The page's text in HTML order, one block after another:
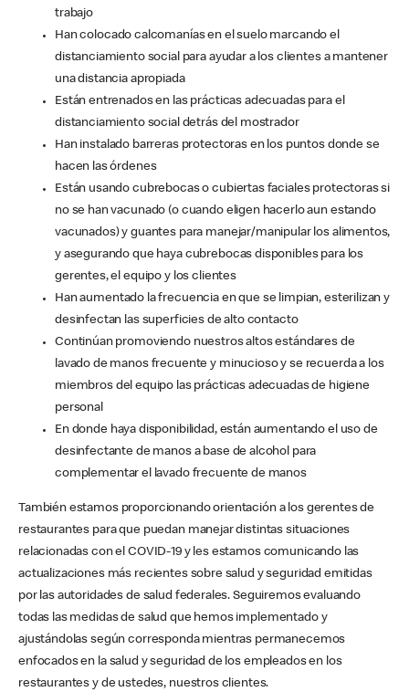
trabajo
Han colocado calcomanías en el suelo marcando el
distanciamiento social para ayudar a los clientes a mantener
una distancia apropiada
Están entrenados en las prácticas adecuadas para el
distanciamiento social detrás del mostrador
Han instalado barreras protectoras en los puntos donde se
hacen las órdenes
Están usando cubrebocas o cubiertas faciales protectoras si
no se han vacunado (o cuando eligen hacerlo aun estando
vacunados) y guantes para manejar/manipular los alimentos,
y asegurando que haya cubrebocas disponibles para los
gerentes, el equipo y los clientes
Han aumentado la frecuencia en que se limpian, esterilizan y
desinfectan las superficies de alto contacto
Continúan promoviendo nuestros altos estándares de
lavado de manos frecuente y minucioso y se recuerda a los
miembros del equipo las prácticas adecuadas de higiene
personal
En donde haya disponibilidad, están aumentando el uso de
desinfectante de manos a base de alcohol para
complementar el lavado frecuente de manos
También estamos proporcionando orientación a los gerentes de
restaurantes para que puedan manejar distintas situaciones
relacionadas con el COVID-19 y les estamos comunicando las
actualizaciones más recientes sobre salud y seguridad emitidas
por las autoridades de salud federales. Seguiremos evaluando
todas las medidas de salud que hemos implementado y
ajustándolas según corresponda mientras permanecemos
enfocados en la salud y seguridad de los empleados en los
restaurantes y de ustedes, nuestros clientes.